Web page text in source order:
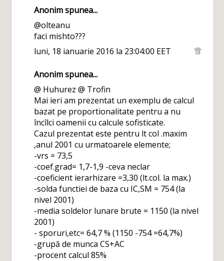
Anonim spunea...
@olteanu
faci mishto???
luni, 18 ianuarie 2016 la 23:04:00 EET
Anonim spunea...
@ Huhurez @ Trofin
Mai ieri am prezentat un exemplu de calcul
bazat pe proportionalitate pentru a nu
încîlci oamenii cu calcule sofisticate.
Cazul prezentat este pentru lt col .maxim
,anul 2001 cu urmatoarele elemente;
-vrs = 73,5
-coef.grad= 1,7-1,9 -ceva neclar
-coeficient ierarhizare =3,30 (lt.col. la max.)
-solda functiei de baza cu IC,SM = 754 (la
nivel 2001)
-media soldelor lunare brute = 1150 (la nivel
2001)
- sporuri,etc= 64,7 % (1150 -754 =64,7%)
-grupă de munca CS+AC
-procent calcul 85%